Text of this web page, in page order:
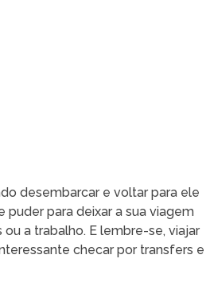
desembarcar e voltar para ele
para deixar a sua viagem
a trabalho. E lembre-se, viajar
checar por transfers e